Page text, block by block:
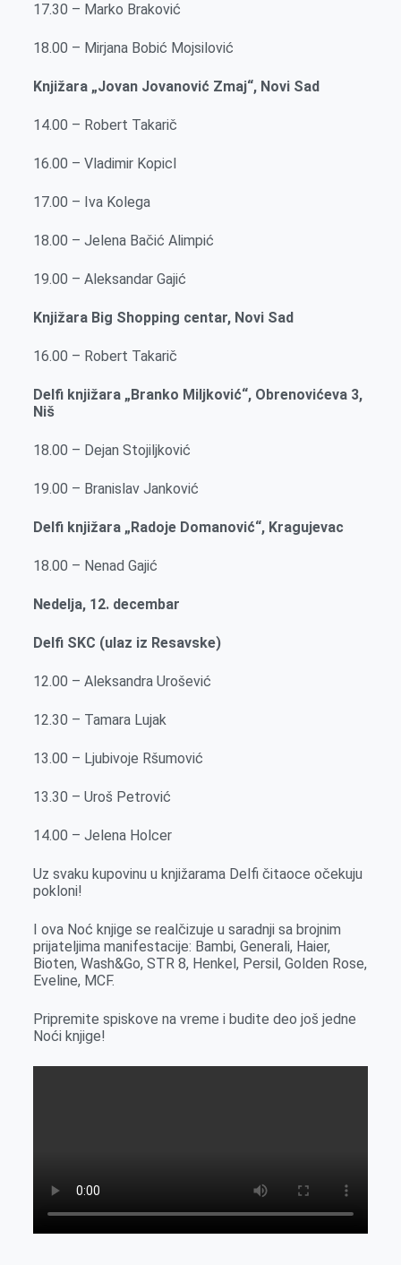
17.30 – Marko Braković
18.00 – Mirjana Bobić Mojsilović
Knjižara „Jovan Jovanović Zmaj“, Novi Sad
14.00 – Robert Takarič
16.00 – Vladimir Kopicl
17.00 – Iva Kolega
18.00 – Jelena Bačić Alimpić
19.00 – Aleksandar Gajić
Knjižara Big Shopping centar, Novi Sad
16.00 – Robert Takarič
Delfi knjižara „Branko Miljković“, Obrenovićeva 3,
Niš
18.00 – Dejan Stojiljković
19.00 – Branislav Janković
Delfi knjižara „Radoje Domanović“, Kragujevac
18.00 – Nenad Gajić
Nedelja, 12. decembar
Delfi SKC (ulaz iz Resavske)
12.00 – Aleksandra Urošević
12.30 – Tamara Lujak
13.00 – Ljubivoje Ršumović
13.30 – Uroš Petrović
14.00 – Jelena Holcer
Uz svaku kupovinu u knjižarama Delfi čitaoce očekuju
pokloni!
I ova Noć knjige se realčizuje u saradnji sa brojnim
prijateljima manifestacije: Bambi, Generali, Haier,
Bioten, Wash&Go, STR 8, Henkel, Persil, Golden Rose,
Eveline, MCF.
Pripremite spiskove na vreme i budite deo još jedne
Noći knjige!